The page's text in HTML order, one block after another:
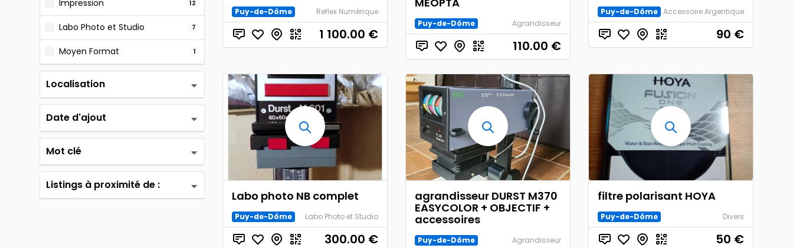
Impression 12
Labo Photo et Studio 7
Moyen Format 1
Localisation
Date d'ajout
Mot clé
Listings à proximité de :
Puy-de-Dôme Reflex Numérique
1 100.00 €
Puy-de-Dôme Agrandisseur
110.00 €
Puy-de-Dôme Accessoire Argentique
90 €
Labo photo NB complet
Puy-de-Dôme Labo Photo et Studio
300.00 €
agrandisseur DURST M370
EASYCOLOR + OBJECTIF +
accessoires
Puy-de-Dôme Agrandisseur
filtre polarisant HOYA
Puy-de-Dôme Divers
50 €